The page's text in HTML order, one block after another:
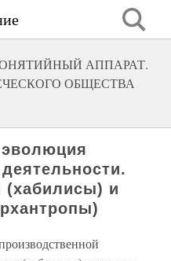
АППАРАТ.
ОБЩЕСТВА
(хабилисы) и